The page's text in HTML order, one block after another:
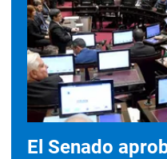
El Senado